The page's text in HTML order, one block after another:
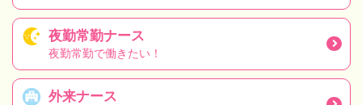
夜勤常勤ナース
夜勤常勤で働きたい！
外来ナース